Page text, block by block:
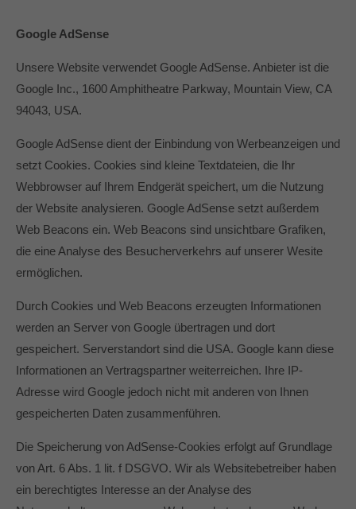
Google AdSense
Unsere Website verwendet Google AdSense. Anbieter ist die
Google Inc., 1600 Amphitheatre Parkway, Mountain View, CA
94043, USA.
Google AdSense dient der Einbindung von Werbeanzeigen und
setzt Cookies. Cookies sind kleine Textdateien, die Ihr
Webbrowser auf Ihrem Endgerät speichert, um die Nutzung
der Website analysieren. Google AdSense setzt außerdem
Web Beacons ein. Web Beacons sind unsichtbare Grafiken,
die eine Analyse des Besucherverkehrs auf unserer Wesite
ermöglichen.
Durch Cookies und Web Beacons erzeugten Informationen
werden an Server von Google übertragen und dort
gespeichert. Serverstandort sind die USA. Google kann diese
Informationen an Vertragspartner weiterreichen. Ihre IP-
Adresse wird Google jedoch nicht mit anderen von Ihnen
gespeicherten Daten zusammenführen.
Die Speicherung von AdSense-Cookies erfolgt auf Grundlage
von Art. 6 Abs. 1 lit. f DSGVO. Wir als Websitebetreiber haben
ein berechtigtes Interesse an der Analyse des